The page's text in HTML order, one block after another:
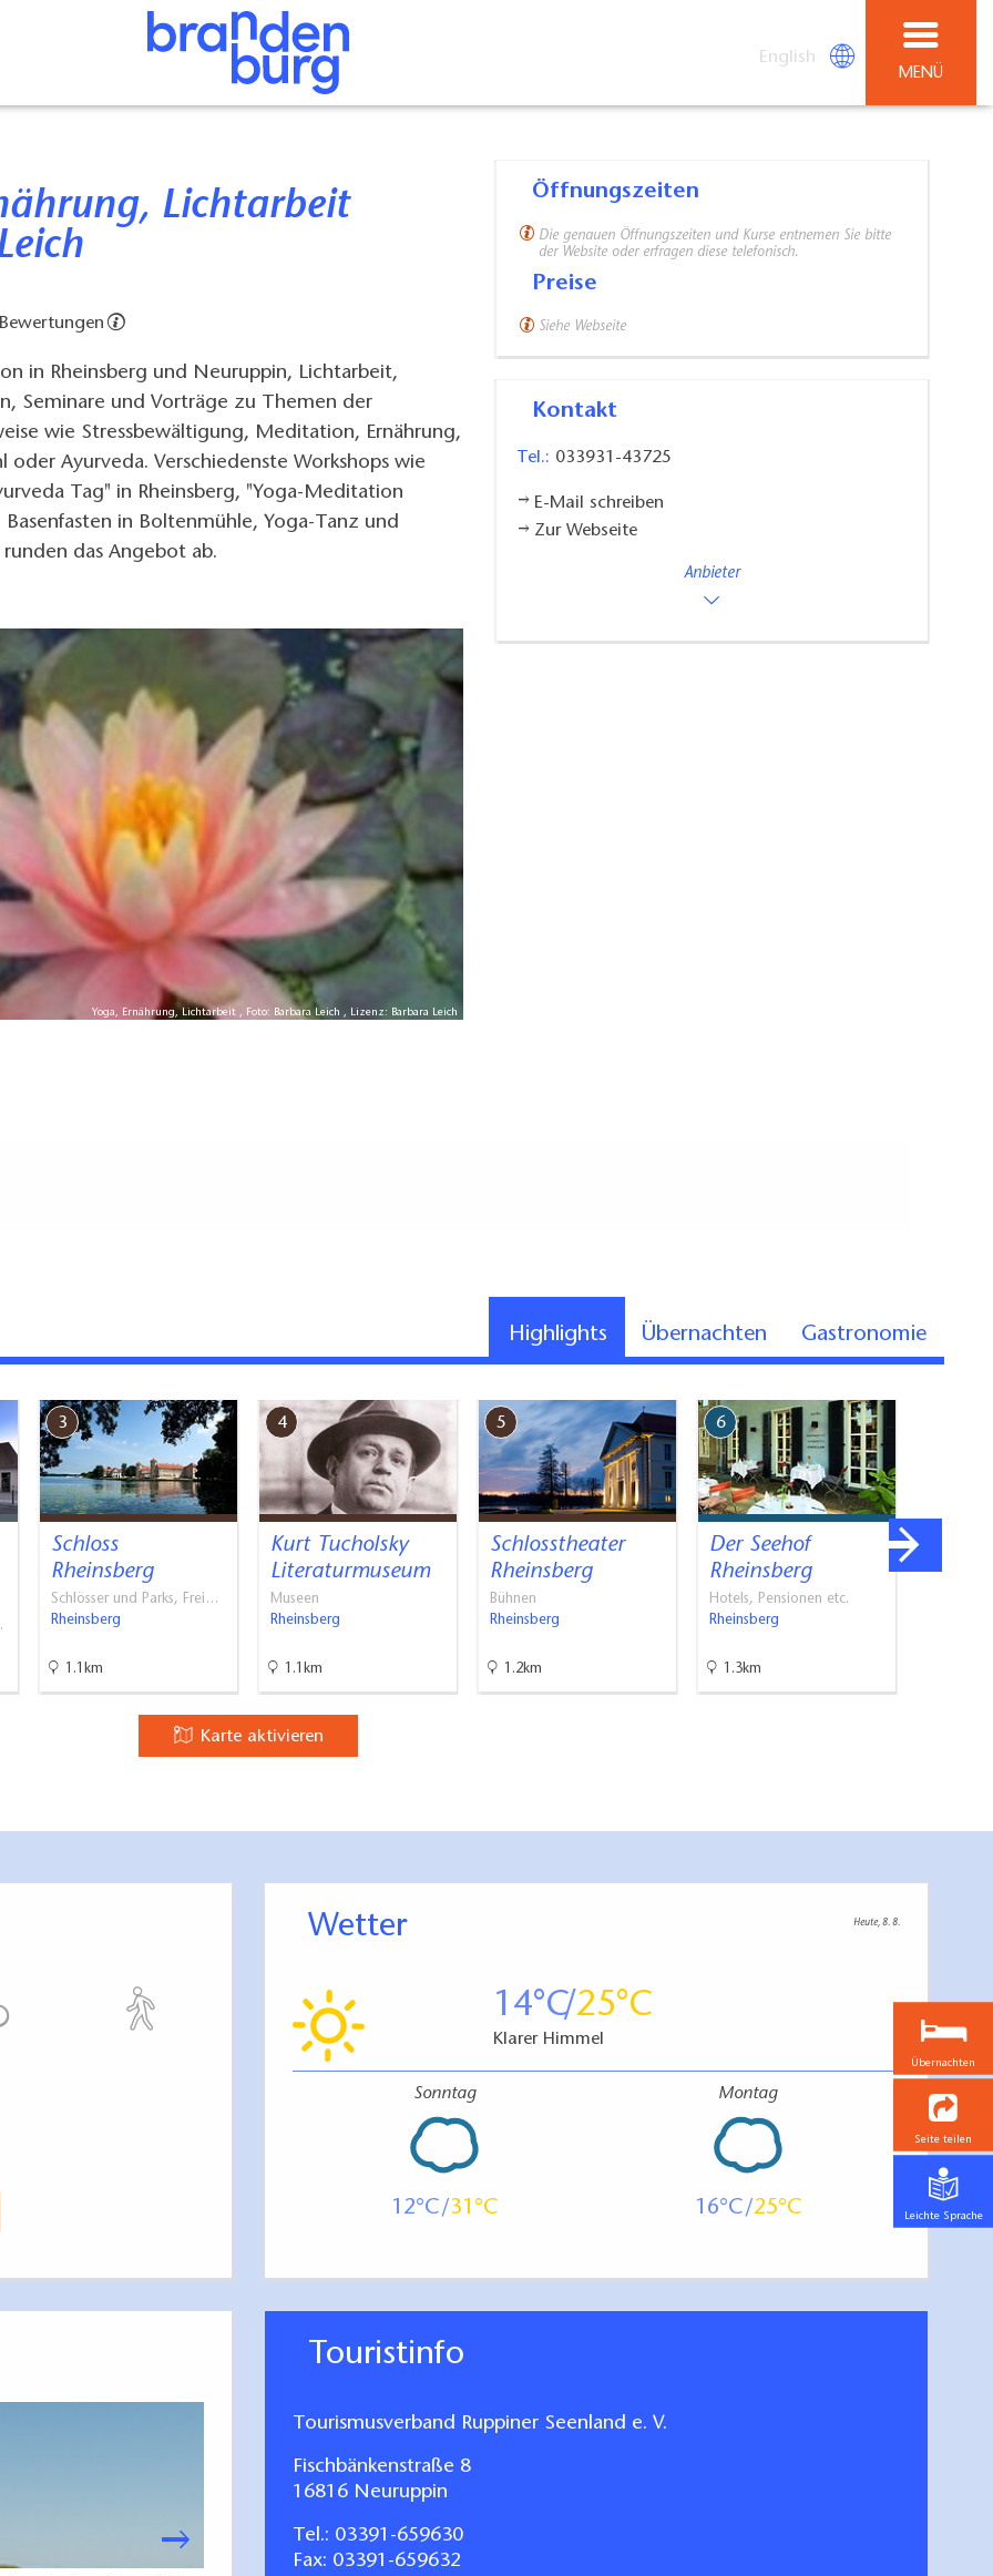
English
MENÜ
in Rheinsberg und Neuruppin, Lichtarbeit,
Seminare und Vorträge zu Themen der
wie Stressbewältigung, Meditation, Ernährung,
oder Ayurveda. Verschiedenste Workshops wie
Tag" in Rheinsberg, "Yoga-Meditation
Basenfasten in Boltenmühle, Yoga-Tanz und
das Angebot ab.
Yoga, Ernährung, Lichtarbeit , Foto: Barbara Leich , Lizenz: Barbara Leich
Öffnungszeiten
Die genauen Öffnungszeiten und Kurse entnemen Sie bitte
der Website oder erfragen diese telefonisch.
Preise
Siehe Webseite
Kontakt
Tel.: 033931-43725
E-Mail schreiben
Zur Webseite
Anbieter
Yogaraum in Neuruppin
möglich
Highlights Übernachten Gastronomie
3
Schloss
Rheinsberg
Schlösser und Parks, Frei…
Rheinsberg
1.1km
4
Kurt Tucholsky
Literaturmuseum
Museen
Rheinsberg
1.1km
5
Schlosstheater
Rheinsberg
Bühnen
Rheinsberg
1.2km
6
Der Seehof
Rheinsberg
Hotels, Pensionen etc.
Rheinsberg
1.3km
Hotel
Karte aktivieren
Wetter Heute, 8. 8.
14 25
Klarer Himmel
Sonntag
12 31
Montag
16 25
Touristinfo
Tourismusverband Ruppiner Seenland e. V.
Fischbänkenstraße 8
16816 Neuruppin
Tel.: 03391-659630
Fax: 03391-659632
Übernachten
Seite teilen
Leichte Sprache